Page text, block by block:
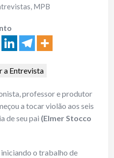
, MPB
a Entrevista
professor e produtor
a tocar violão aos seis
de seu pai (Elmer Stocco
o trabalho de